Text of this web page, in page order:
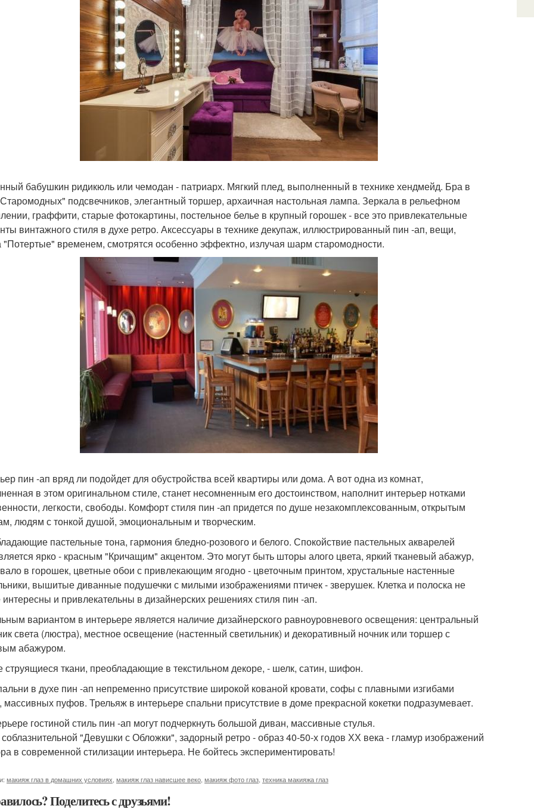
бабушкин ридикюль или чемодан - патриарх. Мягкий плед, выполненный в технике хендмейд. Бра в
подсвечников, элегантный торшер, архаичная настольная лампа. Зеркала в рельефном
граффити, старые фотокартины, постельное белье в крупный горошек - все это привлекательные
винтажного стиля в духе ретро. Аксессуары в технике декупаж, иллюстрированный пин -ап, вещи,
"Потертые" временем, смотрятся особенно эффектно, излучая шарм старомодности.
пин -ап вряд ли подойдет для обустройства всей квартиры или дома. А вот одна из комнат,
в этом оригинальном стиле, станет несомненным его достоинством, наполнит интерьер нотками
легкости, свободы. Комфорт стиля пин -ап придется по душе незакомплексованным, открытым
людям с тонкой душой, эмоциональным и творческим.
пастельные тона, гармония бледно-розового и белого. Спокойствие пастельных акварелей
ярко - красным "Кричащим" акцентом. Это могут быть шторы алого цвета, яркий тканевый абажур,
в горошек, цветные обои с привлекающим ягодно - цветочным принтом, хрустальные настенные
вышитые диванные подушечки с милыми изображениями птичек - зверушек. Клетка и полоска не
и привлекательны в дизайнерских решениях стиля пин -ап.
вариантом в интерьере является наличие дизайнерского равноуровневого освещения: центральный
света (люстра), местное освещение (настенный светильник) и декоративный ночник или торшер с
абажуром.
струящиеся ткани, преобладающие в текстильном декоре, - шелк, сатин, шифон.
в духе пин -ап непременно присутствие широкой кованой кровати, софы с плавными изгибами
массивных пуфов. Трельяж в интерьере спальни присутствие в доме прекрасной кокетки подразумевает.
гостиной стиль пин -ап могут подчеркнуть большой диван, массивные стулья.
"Девушки с Обложки", задорный ретро - образ 40-50-х годов ХХ века - гламур изображений
в современной стилизации интерьера. Не бойтесь экспериментировать!
макияж глаз в домашних условиях макияж глаз нависшее веко макияж фото глаз техника макияжа глаз
Поделитесь с друзьями!